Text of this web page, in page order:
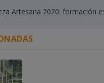
Artesana 2020: formación